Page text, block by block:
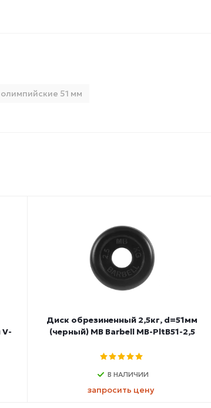
51 мм
V-
Диск обрезиненный 2,5кг, d=51мм
(черный) MB Barbell MB-PltB51-2,5
В НАЛИЧИИ
запросить цену